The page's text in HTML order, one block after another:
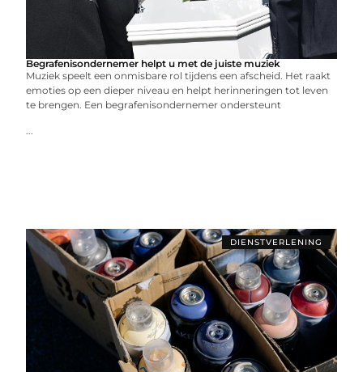
Begrafenisondernemer helpt u met de juiste muziek
Muziek speelt een onmisbare rol tijdens een afscheid. Het raakt
emoties op een dieper niveau en helpt herinneringen tot leven
te brengen. Een begrafenisondernemer ondersteunt
...
DIENSTVERLENING